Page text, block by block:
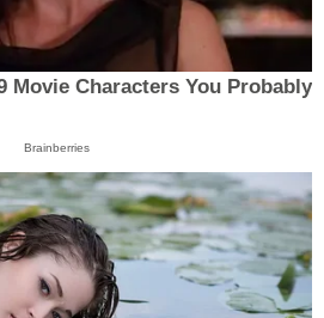
Movie Characters You Probably
Brainberries